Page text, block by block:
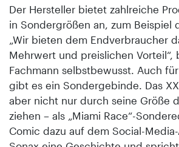
Der Hersteller bietet zahlreiche
in Sondergrößen an, zum Beispiel
„Wir bieten dem Endverbraucher
Mehrwert und preislichen Vorteil“,
Fachmann selbstbewusst. Auch
gibt es ein Sondergebinde. Das
aber nicht nur durch seine Größe
ziehen – als „Miami Race“-
Comic dazu auf dem Social-